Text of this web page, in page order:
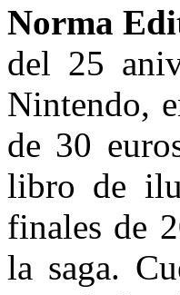
Norma
del 25
Nintendo,
de 30
libro de
finales de
la saga.